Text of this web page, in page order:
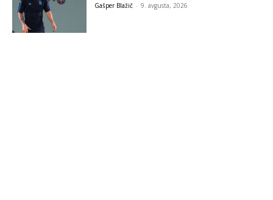
Gašper Blažič - 9. avgusta, 2026